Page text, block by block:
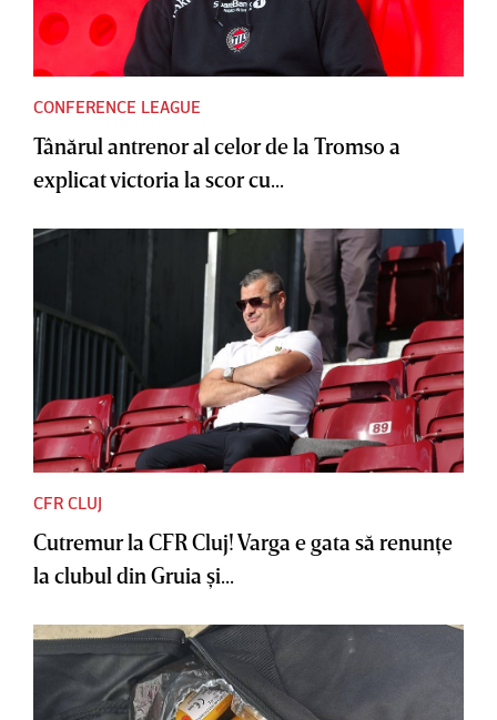
CONFERENCE LEAGUE
Tânărul antrenor al celor de la Tromso a
explicat victoria la scor cu...
CFR CLUJ
Cutremur la CFR Cluj! Varga e gata să renunţe
la clubul din Gruia şi...